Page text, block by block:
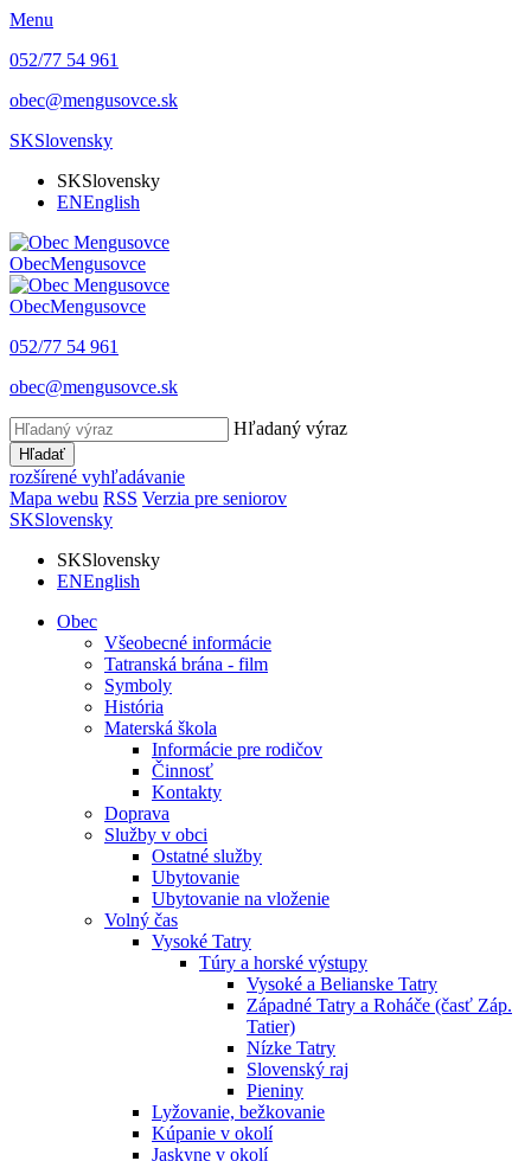
Menu
052/77 54 961
obec@mengusovce.sk
SKSlovensky
SKSlovensky
ENEnglish
ObecMengusovce
ObecMengusovce
052/77 54 961
obec@mengusovce.sk
Hľadaný výraz
Hľadať
rozšírené vyhľadávanie
Mapa webu RSS Verzia pre seniorov
SKSlovensky
SKSlovensky
ENEnglish
Obec
Všeobecné informácie
Tatranská brána - film
Symboly
História
Materská škola
Informácie pre rodičov
Činnosť
Kontakty
Doprava
Služby v obci
Ostatné služby
Ubytovanie
Ubytovanie na vloženie
Volný čas
Vysoké Tatry
Túry a horské výstupy
Vysoké a Belianske Tatry
Západné Tatry a Roháče (časť Záp.
Tatier)
Nízke Tatry
Slovenský raj
Pieniny
Lyžovanie, bežkovanie
Kúpanie v okolí
Jaskyne v okolí